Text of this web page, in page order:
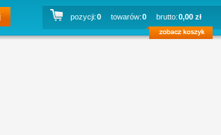
pozycji:0 towarów:0 brutto:0,00 zł